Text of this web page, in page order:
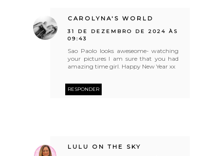
CAROLYNA'S WORLD
31 DE DEZEMBRO DE 2024 ÀS
09:43
Sao Paolo looks aweseome- watching
your pictures I am sure that you had
amazing time girl. Happy New Year xx
RESPONDER
LULU ON THE SKY